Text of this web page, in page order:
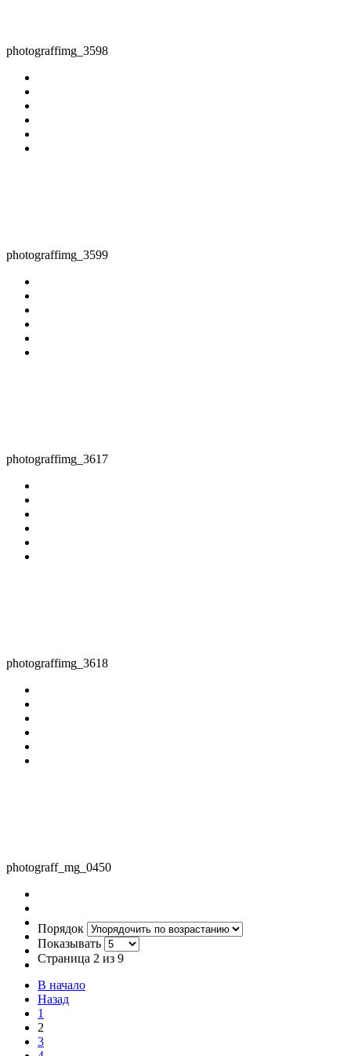
photograffimg_3598
photograffimg_3599
photograffimg_3617
photograffimg_3618
photograff_mg_0450
Порядок
Показывать
Страница 2 из 9
В начало
Назад
1
2
3